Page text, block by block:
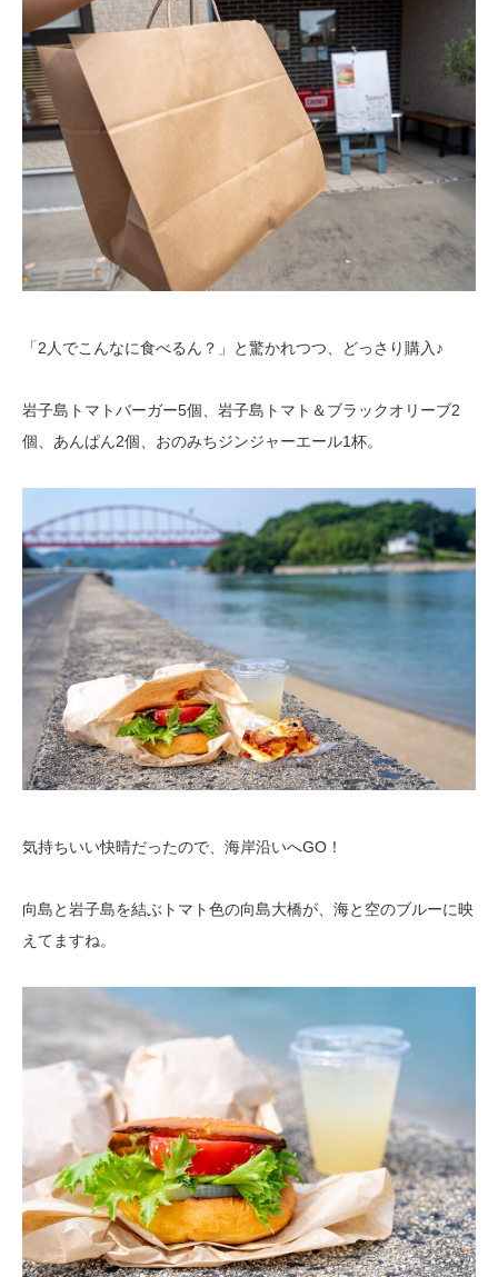
「2人でこんなに食べるん？」と驚かれつつ、どっさり購入♪
岩子島トマトバーガー5個、岩子島トマト＆ブラックオリーブ2
個、あんぱん2個、おのみちジンジャーエール1杯。
気持ちいい快晴だったので、海岸沿いへGO！
向島と岩子島を結ぶトマト色の向島大橋が、海と空のブルーに映
えてますね。